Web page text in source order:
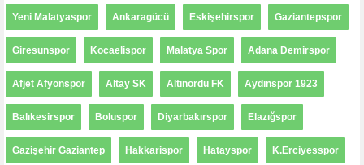
Yeni Malatyaspor Ankaragücü Eskişehirspor Gaziantepspor
Giresunspor Kocaelispor Malatya Spor Adana Demirspor
Afjet Afyonspor Altay SK Altınordu FK Aydınspor 1923
Balıkesirspor Boluspor Diyarbakırspor Elazığspor
Gazişehir Gaziantep Hakkarispor Hatayspor K.Erciyesspor